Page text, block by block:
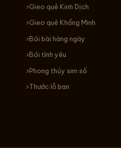
Gieo quẻ Kinh Dịch
Gieo quẻ Khổng Minh
Bói bài hàng ngày
Bói tình yêu
Phong thủy sim số
Thước lỗ ban